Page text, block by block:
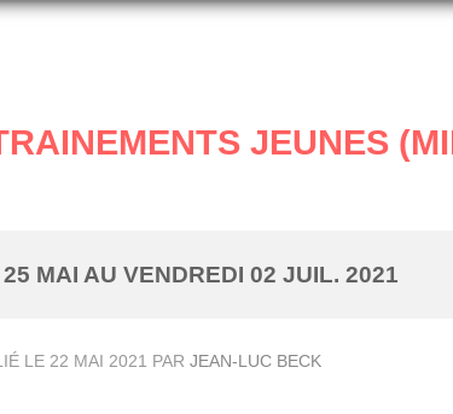
JEUNES
25 MAI AU VENDREDI 02 JUIL. 2021
LE 22 MAI 2021 PAR JEAN-LUC BECK